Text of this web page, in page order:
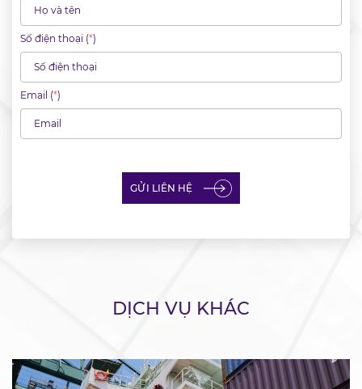
Số điện thoại (*)
Email (*)
GỬI LIÊN HỆ
DỊCH VỤ KHÁC